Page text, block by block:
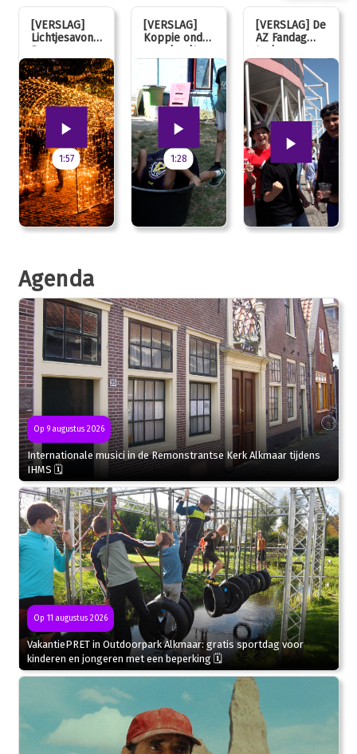
[VERSLAG]
Lichtjesavond
Bergen mag
kaarsjes
uitblazen:
100 jarig
jubileum!
1:57
[VERSLAG]
Koppie onder
voor koelte
bij de JOL
1:28
[VERSLAG] De
AZ Fandag
trok
stralende
fans aan, van
jong tot oud!
Agenda
Op 9 augustus 2026
Internationale musici in de Remonstrantse Kerk Alkmaar tijdens
IHMS 🗓
Op 11 augustus 2026
VakantiePRET in Outdoorpark Alkmaar: gratis sportdag voor
kinderen en jongeren met een beperking 🗓